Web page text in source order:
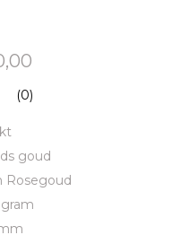
(0)
goud
Rosegoud